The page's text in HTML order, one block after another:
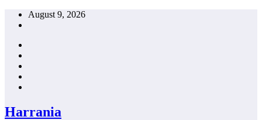
Skip
August 9, 2026
Harrania